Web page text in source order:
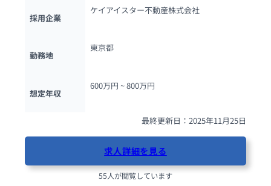
採用企業
ケイアイスター不動産株式会社
勤務地
東京都
想定年収
600万円 ~ 800万円
最終更新日：2025年11月25日
求人詳細を見る
55人が閲覧しています